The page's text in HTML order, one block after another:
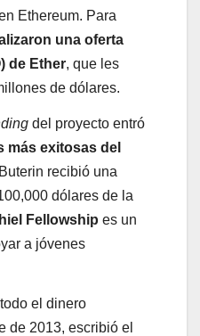
Ethereum. Para
una oferta
de Ether, que les
de dólares.
del proyecto entró
más exitosas del
recibió una
dólares de la
Fellowship es un
a jóvenes
el dinero
de 2013, escribió el